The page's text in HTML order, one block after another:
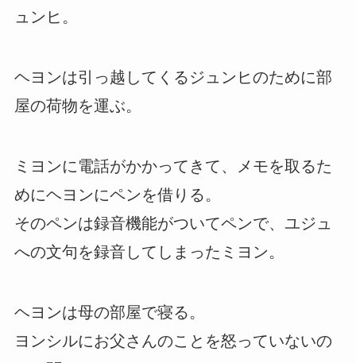
ュンヒ。
ヘヨンは引っ越してくるジュンヒのために部
屋の荷物を運ぶ。
ミヨンに電話がかかってきて、メモを取るた
めにヘヨンにペンを借りる。
そのペンは録音機能がついてペンで、ユジュ
への文句を録音してしまったミヨン。
ヘヨンは母の部屋で寝る。
ヨンシルにお父さんのことを怒っていないの